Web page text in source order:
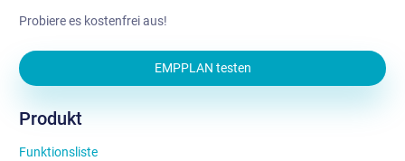
Probiere es kostenfrei aus!
EMPPLAN testen
Produkt
Funktionsliste